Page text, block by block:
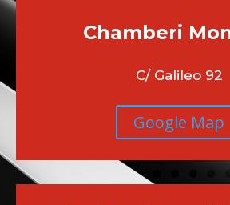
Chamberi
C/ Galileo 92
Google Map